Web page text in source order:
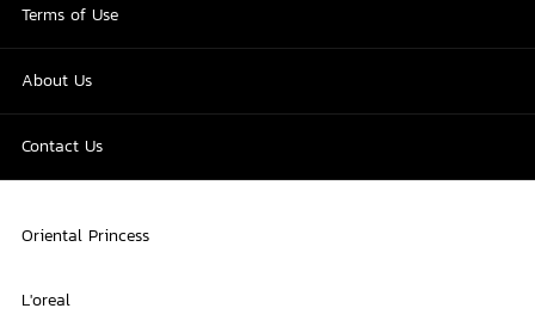
Terms of Use
About Us
Contact Us
Oriental Princess
L'oreal